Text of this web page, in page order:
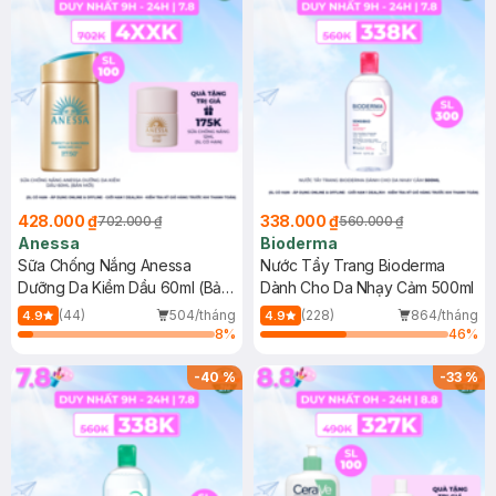
428.000 ₫702.000 ₫
Anessa
Sữa Chống Nắng Anessa
Dưỡng Da Kiềm Dầu 60ml (Bản
Mới)
4.9 (44)
504/tháng
8%
338.000 ₫560.000 ₫
Bioderma
Nước Tẩy Trang Bioderma
Dành Cho Da Nhạy Cảm 500ml
4.9 (228)
864/tháng
46%
-40% -33%